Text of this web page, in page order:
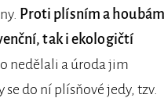
Proti plísním a houbám
tak i ekologičtí
nedělali a úroda jim
do ní plísňové jedy, tzv.